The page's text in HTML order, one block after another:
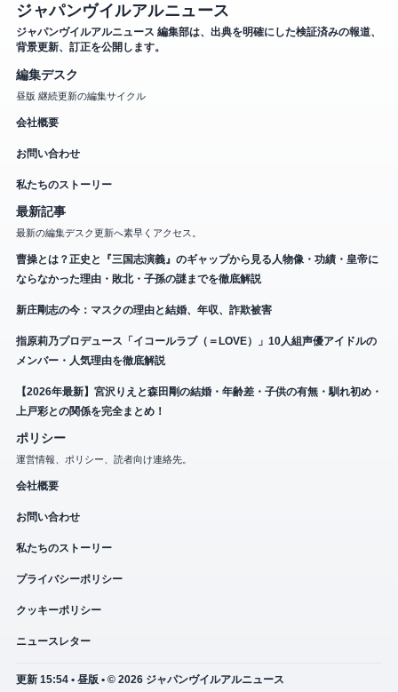
ジャパンヴイルアルニュース
ジャパンヴイルアルニュース 編集部は、出典を明確にした検証済みの報道、
背景更新、訂正を公開します。
編集デスク
昼版 継続更新の編集サイクル
会社概要
お問い合わせ
私たちのストーリー
最新記事
最新の編集デスク更新へ素早くアクセス。
曹操とは？正史と『三国志演義』のギャップから見る人物像・功績・皇帝に
ならなかった理由・敗北・子孫の謎までを徹底解説
新庄剛志の今：マスクの理由と結婚、年収、詐欺被害
指原莉乃プロデュース「イコールラブ（＝LOVE）」10人組声優アイドルの
メンバー・人気理由を徹底解説
【2026年最新】宮沢りえと森田剛の結婚・年齢差・子供の有無・馴れ初め・
上戸彩との関係を完全まとめ！
ポリシー
運営情報、ポリシー、読者向け連絡先。
会社概要
お問い合わせ
私たちのストーリー
プライバシーポリシー
クッキーポリシー
ニュースレター
更新 15:54 • 昼版 • © 2026 ジャパンヴイルアルニュース